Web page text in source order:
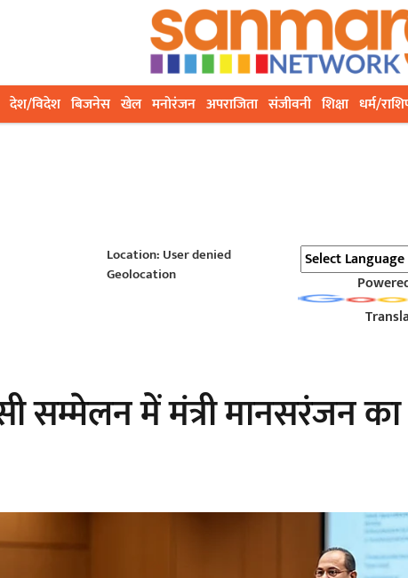
देश/विदेश बिजनेस खेल मनोरंजन अपराजिता संजीवनी शिक्षा धर्म/
Location: User denied
Geolocation
सम्मेलन में मंत्री मानसरंजन का